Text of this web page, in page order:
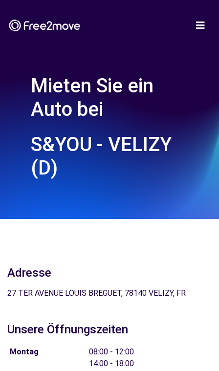
Mieten Sie ein
Auto bei
S&YOU - VELIZY
(D)
Adresse
27 TER AVENUE LOUIS BREGUET, 78140 VELIZY, FR
Unsere Öffnungszeiten
Montag
08:00 - 12:00
14:00 - 18:00